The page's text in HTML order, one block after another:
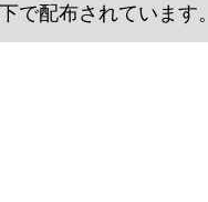
で配布されています。